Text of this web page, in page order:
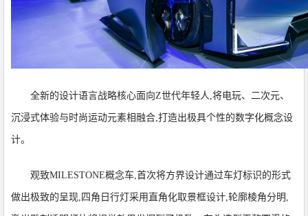
全新的设计语言战略核心面向Z世代年轻人,将电玩、二次元、
沉浸式体验与时尚运动元素相融合,打造出极具个性的数字化概念设
计。
观致MILESTONE概念车,首次将方界设计通过车灯标识的形式
做出极致的呈现,四角日行灯采用直角化取景框设计,轮廓棱角分明,